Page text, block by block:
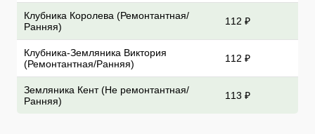
Клубника Королева (Ремонтантная/
Ранняя)
112 ₽
Клубника-Земляника Виктория
(Ремонтантная/Ранняя)
112 ₽
Земляника Кент (Не ремонтантная/
Ранняя)
113 ₽